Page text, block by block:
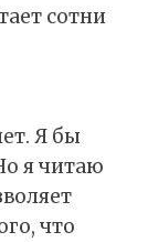
сотни
Я бы
я читаю
что